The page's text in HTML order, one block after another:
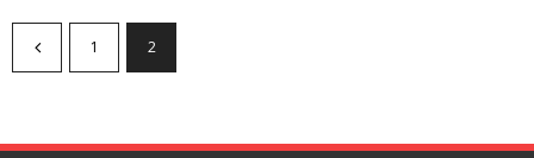
1 2